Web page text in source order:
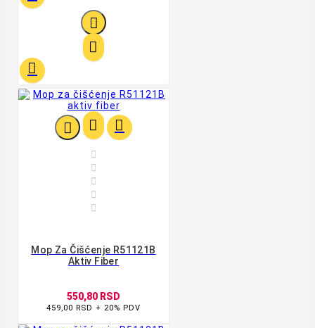



  





Mop Za Čišćenje R51121B
Aktiv Fiber
550,80 RSD
459,00 RSD + 20% PDV